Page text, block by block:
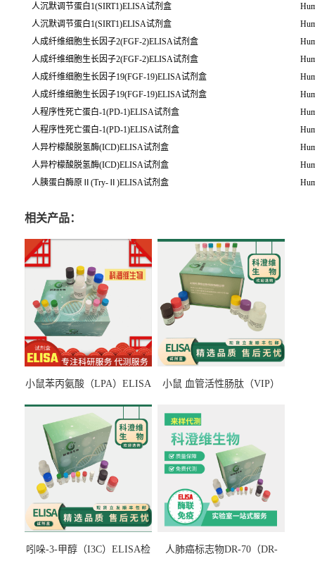
人沉默调节蛋白1(SIRT1)ELISA试剂盒
人沉默调节蛋白1(SIRT1)ELISA试剂盒
人成纤维细胞生长因子2(FGF-2)ELISA试剂盒
人成纤维细胞生长因子2(FGF-2)ELISA试剂盒
人成纤维细胞生长因子19(FGF-19)ELISA试剂盒
人成纤维细胞生长因子19(FGF-19)ELISA试剂盒
人程序性死亡蛋白-1(PD-1)ELISA试剂盒
人程序性死亡蛋白-1(PD-1)ELISA试剂盒
人异柠檬酸脱氢酶(ICD)ELISA试剂盒
人异柠檬酸脱氢酶(ICD)ELISA试剂盒
人胰蛋白酶原Ⅱ(Try-Ⅱ)ELISA试剂盒
相关产品：
小鼠苯丙氨酸（LPA）ELISA
小鼠 血管活性肠肽（VIP）
吲哚-3-甲醇（I3C）ELISA检
人肺癌标志物DR-70（DR-